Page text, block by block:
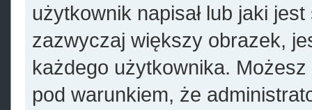
użytkownik napisał lub jaki
zazwyczaj większy obrazek,
każdego użytkownika.
pod warunkiem, że